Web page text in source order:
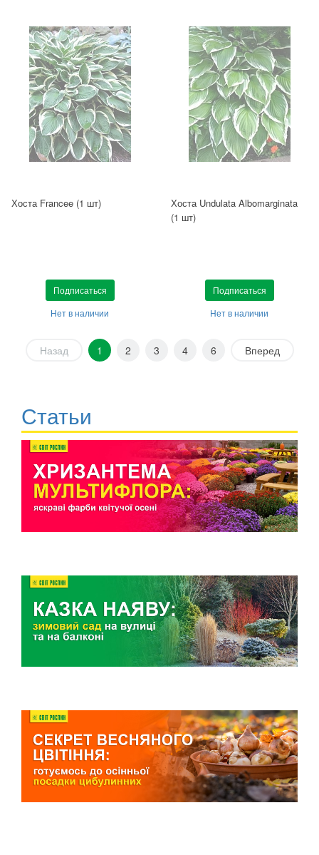
Хоста Francee (1 шт)
Подписаться
Нет в наличии
Хоста Undulata Albomarginata
(1 шт)
Подписаться
Нет в наличии
Назад 1 2 3 4 6 Вперед
Статьи